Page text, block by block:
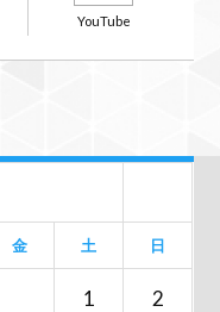
金 土 日
1 2